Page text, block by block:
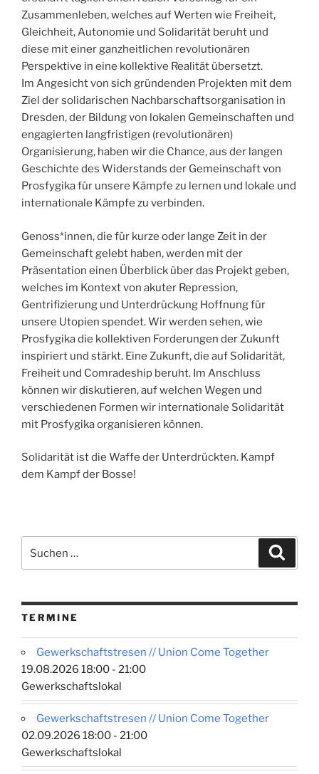
Zusammenleben, welches auf Werten wie Freiheit,
Gleichheit, Autonomie und Solidarität beruht und
diese mit einer ganzheitlichen revolutionären
Perspektive in eine kollektive Realität übersetzt.
Im Angesicht von sich gründenden Projekten mit dem
Ziel der solidarischen Nachbarschaftsorganisation in
Dresden, der Bildung von lokalen Gemeinschaften und
engagierten langfristigen (revolutionären)
Organisierung, haben wir die Chance, aus der langen
Geschichte des Widerstands der Gemeinschaft von
Prosfygika für unsere Kämpfe zu lernen und lokale und
internationale Kämpfe zu verbinden.
Genoss*innen, die für kurze oder lange Zeit in der
Gemeinschaft gelebt haben, werden mit der
Präsentation einen Überblick über das Projekt geben,
welches im Kontext von akuter Repression,
Gentrifizierung und Unterdrückung Hoffnung für
unsere Utopien spendet. Wir werden sehen, wie
Prosfygika die kollektiven Forderungen der Zukunft
inspiriert und stärkt. Eine Zukunft, die auf Solidarität,
Freiheit und Comradeship beruht. Im Anschluss
können wir diskutieren, auf welchen Wegen und
verschiedenen Formen wir internationale Solidarität
mit Prosfygika organisieren können.
Solidarität ist die Waffe der Unterdrückten. Kampf
dem Kampf der Bosse!
nach:
TERMINE
Gewerkschaftstresen // Union Come Together
19.08.2026 18:00 - 21:00
Gewerkschaftslokal
Gewerkschaftstresen // Union Come Together
02.09.2026 18:00 - 21:00
Gewerkschaftslokal